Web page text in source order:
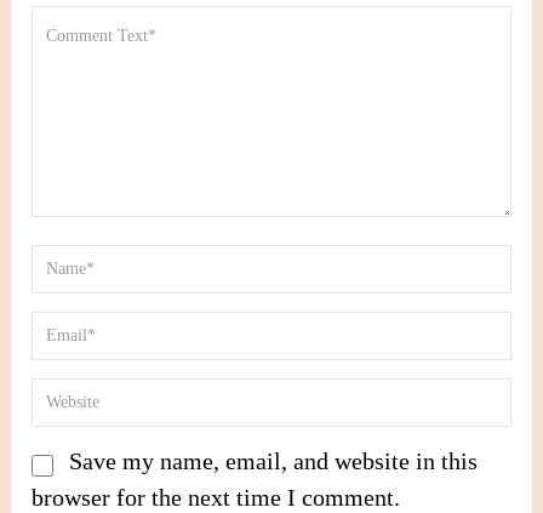
Save my name, email, and website in this
browser for the next time I comment.